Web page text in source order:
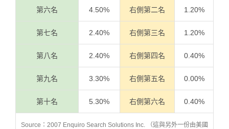
第六名 4.50% 右側第二名 1.20%
第七名 2.40% 右側第三名 1.20%
第八名 2.40% 右側第四名 0.40%
第九名 3.30% 右側第五名 0.00%
第十名 5.30% 右側第六名 0.40%
Source：2007 Enquiro Search Solutions Inc. （這與另外一份由美國